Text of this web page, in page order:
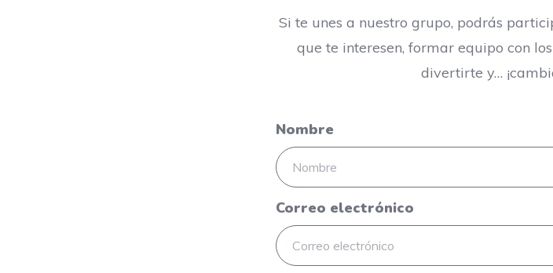
Si te unes a nuestro grupo, podrás
que te interesen, formar equipo con
divertirte y…
Nombre
Correo electrónico